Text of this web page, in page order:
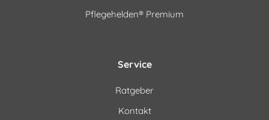
Pflegehelden® Premium
Service
Ratgeber
Kontakt